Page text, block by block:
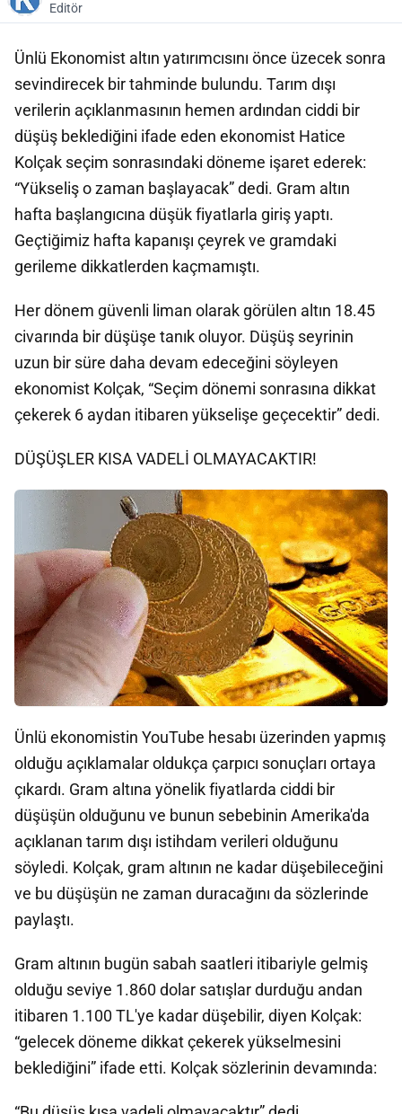
Editör
Ünlü Ekonomist altın yatırımcısını önce üzecek sonra
sevindirecek bir tahminde bulundu. Tarım dışı
verilerin açıklanmasının hemen ardından ciddi bir
düşüş beklediğini ifade eden ekonomist Hatice
Kolçak seçim sonrasındaki döneme işaret ederek:
“Yükseliş o zaman başlayacak” dedi. Gram altın
hafta başlangıcına düşük fiyatlarla giriş yaptı.
Geçtiğimiz hafta kapanışı çeyrek ve gramdaki
gerileme dikkatlerden kaçmamıştı.
Her dönem güvenli liman olarak görülen altın 18.45
civarında bir düşüşe tanık oluyor. Düşüş seyrinin
uzun bir süre daha devam edeceğini söyleyen
ekonomist Kolçak, “Seçim dönemi sonrasına dikkat
çekerek 6 aydan itibaren yükselişe geçecektir” dedi.
DÜŞÜŞLER KISA VADELİ OLMAYACAKTIR!
Ünlü ekonomistin YouTube hesabı üzerinden yapmış
olduğu açıklamalar oldukça çarpıcı sonuçları ortaya
çıkardı. Gram altına yönelik fiyatlarda ciddi bir
düşüşün olduğunu ve bunun sebebinin Amerika'da
açıklanan tarım dışı istihdam verileri olduğunu
söyledi. Kolçak, gram altının ne kadar düşebileceğini
ve bu düşüşün ne zaman duracağını da sözlerinde
paylaştı.
Gram altının bugün sabah saatleri itibariyle gelmiş
olduğu seviye 1.860 dolar satışlar durduğu andan
itibaren 1.100 TL'ye kadar düşebilir, diyen Kolçak:
“gelecek döneme dikkat çekerek yükselmesini
beklediğini” ifade etti. Kolçak sözlerinin devamında: